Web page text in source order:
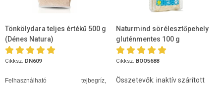
Tönkölydara teljes értékű 500 g
(Dénes Natura)
Cikksz. DN609
Felhasználható tejbegríz,
Naturmind sörélesztőpehely
gluténmentes 100 g
Cikksz. BOO5688
Összetevők: inaktív szárított